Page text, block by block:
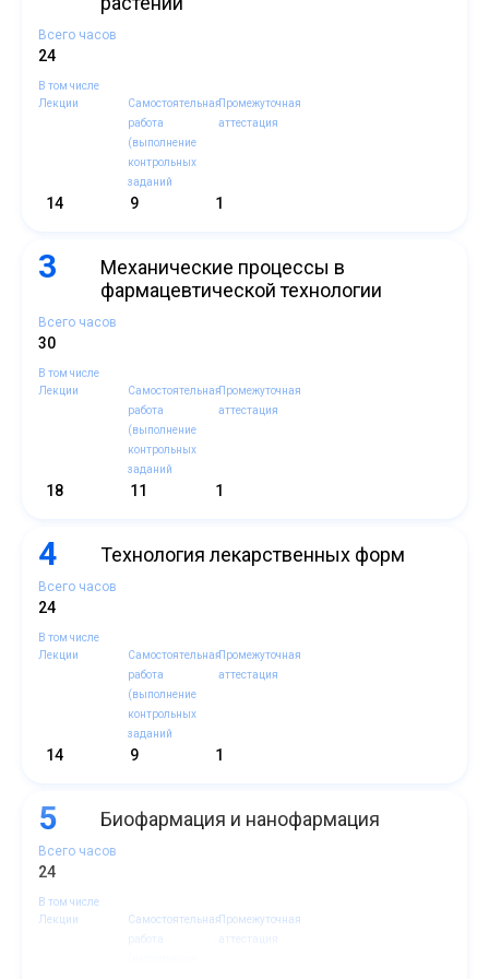
Всего часов
24
В том числе
Лекции
Самостоятельная
работа
(выполнение
контрольных
заданий
Промежуточная
аттестация
14 9 1
3
Механические процессы в
фармацевтической технологии
Всего часов
30
В том числе
Лекции
Самостоятельная
работа
(выполнение
контрольных
заданий
Промежуточная
аттестация
18 11 1
4 Технология лекарственных форм
Всего часов
24
В том числе
Лекции
Самостоятельная
работа
(выполнение
контрольных
заданий
Промежуточная
аттестация
14 9 1
5 Биофармация и нанофармация
Всего часов
24
В том числе
Лекции
Самостоятельная
работа
Промежуточная
аттестация